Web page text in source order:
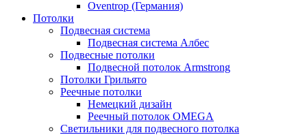
Oventrop (Германия)
Потолки
Подвесная система
Подвесная система Албес
Подвесные потолки
Подвесной потолок Armstrong
Потолки Грильято
Реечные потолки
Немецкий дизайн
Реечный потолок OMEGA
Светильники для подвесного потолка